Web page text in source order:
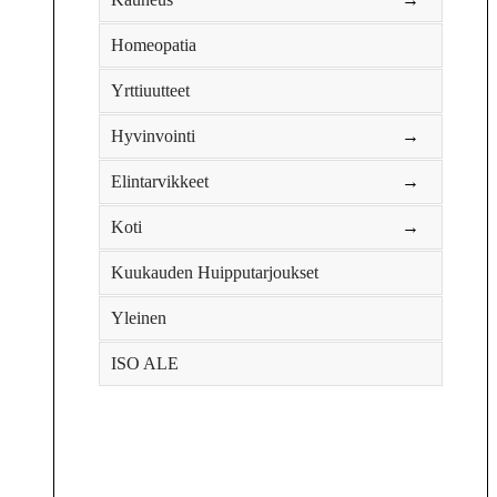
Homeopatia
Yrttiuutteet
Hyvinvointi →
Elintarvikkeet →
Koti →
Kuukauden Huipputarjoukset
Yleinen
ISO ALE